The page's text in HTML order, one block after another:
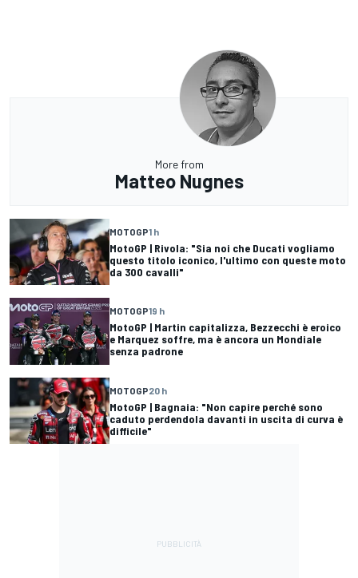
More from
Matteo Nugnes
MOTOGP1 h
MotoGP | Rivola: "Sia noi che Ducati vogliamo
questo titolo iconico, l'ultimo con queste moto
da 300 cavalli"
MOTOGP19 h
MotoGP | Martin capitalizza, Bezzecchi è eroico
e Marquez soffre, ma è ancora un Mondiale
senza padrone
MOTOGP20 h
MotoGP | Bagnaia: "Non capire perché sono
caduto perdendola davanti in uscita di curva è
difficile"